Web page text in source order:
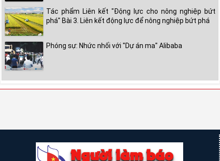
Tác phẩm Liên kết "Động lực cho nông nghiệp bứt
phá" Bài 3. Liên kết động lực để nông nghiệp bứt phá
Phóng sự: Nhức nhối với "Dự án ma" Alibaba